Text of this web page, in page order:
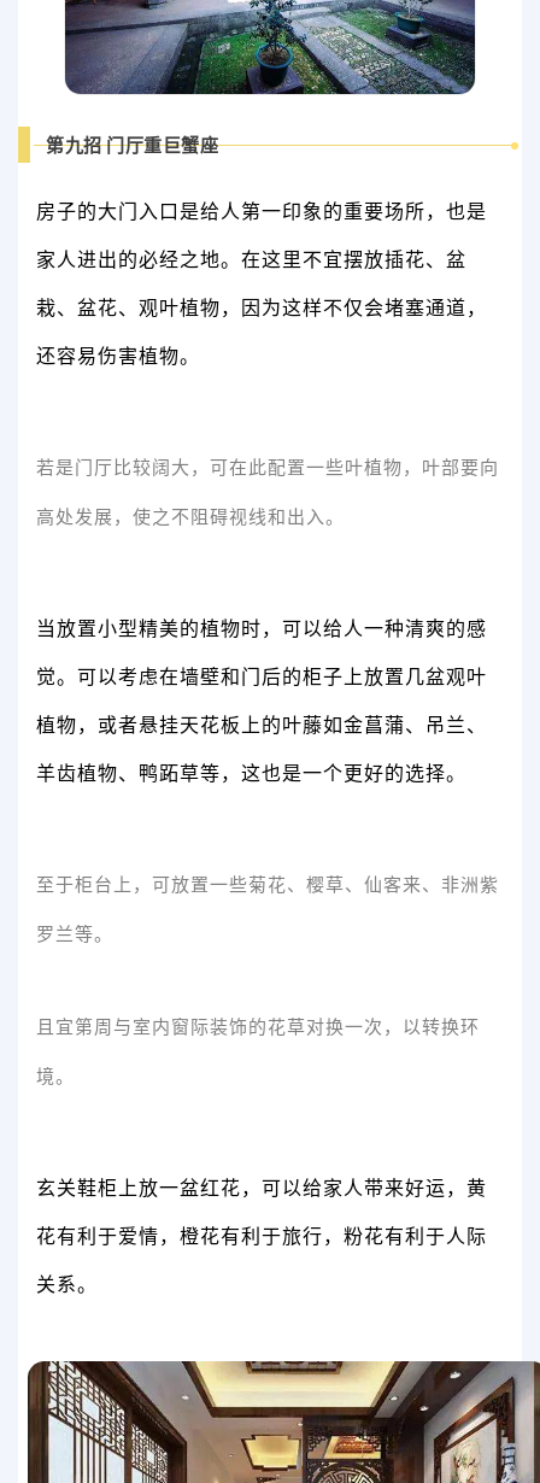
第九招 门厅重巨蟹座
房子的大门入口是给人第一印象的重要场所，也是
家人进出的必经之地。在这里不宜摆放插花、盆
栽、盆花、观叶植物，因为这样不仅会堵塞通道，
还容易伤害植物。
若是门厅比较阔大，可在此配置一些叶植物，叶部要向
高处发展，使之不阻碍视线和出入。
当放置小型精美的植物时，可以给人一种清爽的感
觉。可以考虑在墙壁和门后的柜子上放置几盆观叶
植物，或者悬挂天花板上的叶藤如金菖蒲、吊兰、
羊齿植物、鸭跖草等，这也是一个更好的选择。
至于柜台上，可放置一些菊花、樱草、仙客来、非洲紫
罗兰等。
且宜第周与室内窗际装饰的花草对换一次，以转换环
境。
玄关鞋柜上放一盆红花，可以给家人带来好运，黄
花有利于爱情，橙花有利于旅行，粉花有利于人际
关系。